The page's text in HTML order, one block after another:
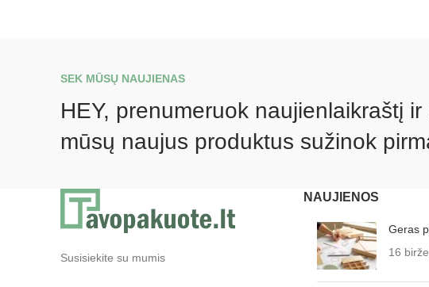
SEK MŪSŲ NAUJIENAS
HEY, prenumeruok naujienlaikraštį ir
mūsų naujus produktus sužinok
Susisiekite su mumis
NAUJIENOS
Geras
16